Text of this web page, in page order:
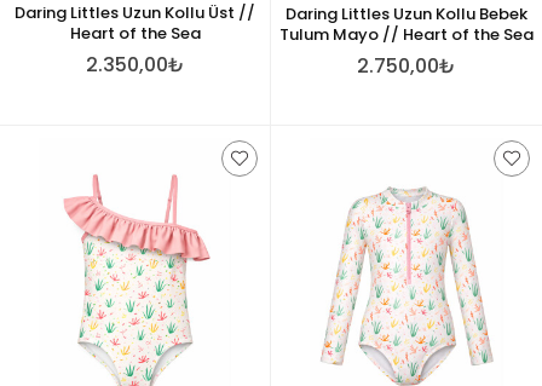
Daring Littles Uzun Kollu Üst //
Heart of the Sea
2.350,00₺
Daring Littles Uzun Kollu Bebek
Tulum Mayo // Heart of the Sea
2.750,00₺